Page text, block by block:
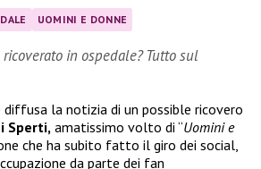
UOMINI E DONNE
in ospedale? Tutto sul
la notizia di un possible ricovero
Sperti, amatissimo volto di “Uomini e
che ha subito fatto il giro dei social,
da parte dei fan